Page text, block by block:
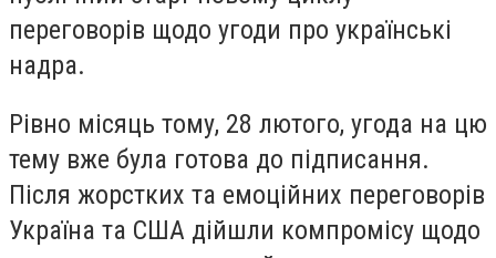
переговорів щодо угоди про українські
надра.
Рівно місяць тому, 28 лютого, угода на цю
тему вже була готова до підписання.
Після жорстких та емоційних переговорів
Україна та США дійшли компромісу щодо